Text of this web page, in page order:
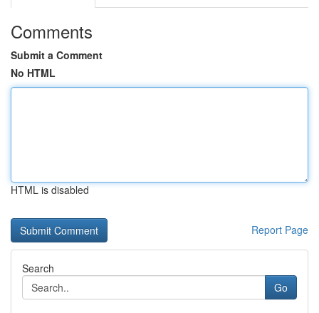
Comments
Submit a Comment
No HTML
HTML is disabled
Report Page
Search
Go